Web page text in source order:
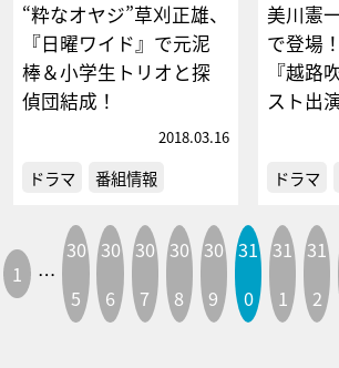
“粋なオヤジ”草刈正雄、
『日曜ワイド』で元泥
棒＆小学生トリオと探
偵団結成！
2018.03.16
ドラマ 番組情報
美川憲
で登場
『越路
スト出
ドラマ
1 …
30
5
30
6
30
7
30
8
30
9
31
0
31
1
31
2